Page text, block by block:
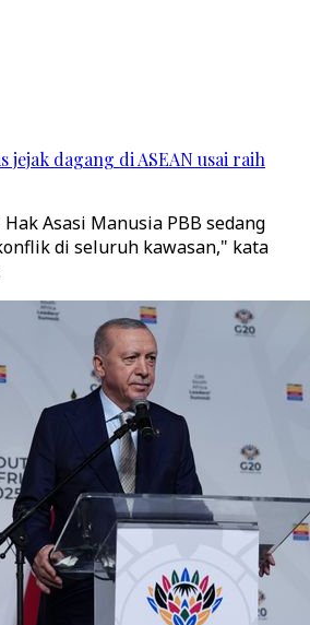
dagang di ASEAN usai raih
Asasi Manusia PBB sedang
di seluruh kawasan," kata